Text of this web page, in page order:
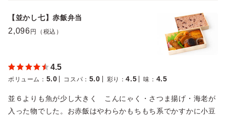
【並かし七】赤飯弁当
2,096 円（税込）
4.5
ボリューム ： 5.0 コスパ ： 5.0 彩り ：4.5 味 ： 4.5
並６よりも魚が少し大きく こんにゃく・さつま揚げ・海老が
入った物でした。お赤飯はやわらかもちもち系でかすかに小豆